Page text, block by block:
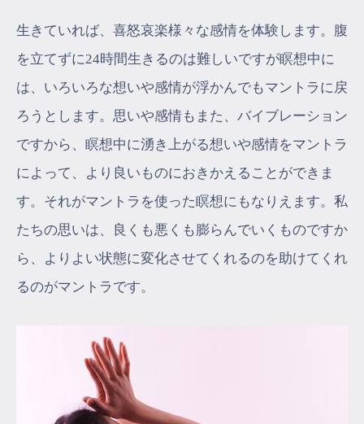
生きていれば、喜怒哀楽様々な感情を体験します。腹
を立てずに24時間生きるのは難しいですが瞑想中に
は、いろいろな想いや感情が浮かんでもマントラに戻
ろうとします。思いや感情もまた、バイブレーション
ですから、瞑想中に湧き上がる想いや感情をマントラ
によって、より良いものにおきかえることができま
す。それがマントラを使った瞑想にもなりえます。私
たちの思いは、良くも悪くも膨らんでいくものですか
ら、よりよい状態に変化させてくれるのを助けてくれ
るのがマントラです。